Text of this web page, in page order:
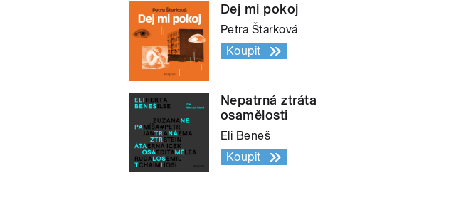
Dej mi pokoj
Petra Štarková
Koupit
Nepatrná ztráta
osamělosti
Eli Beneš
Koupit